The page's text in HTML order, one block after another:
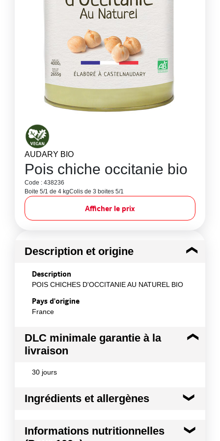
AUDARY BIO
Pois chiche occitanie bio
Code : 438236
Boite 5/1 de 4 kgColis de 3 boites 5/1
Afficher le prix
Description et origine
Description
POIS CHICHES D'OCCITANIE AU NATUREL BIO
Pays d'origine
France
DLC minimale garantie à la
livraison
30 jours
Ingrédients et allergènes
Pois chiches trempés*, eau, sel. *Produits issus de
Informations nutritionnelles